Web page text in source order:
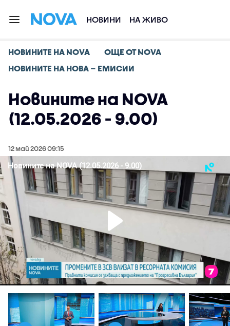
НОВИНИ НА ЖИВО
НОВИНИТЕ НА NOVA
ОЩЕ ОТ NOVA
НОВИНИТЕ НА НОВА – ЕМИСИИ
Новините на NOVA
(12.05.2026 - 9.00)
12 май 2026 09:15